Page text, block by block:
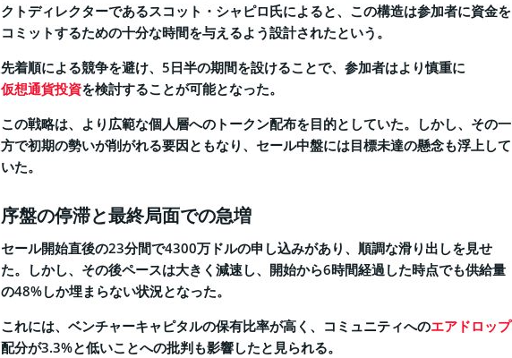
クトディレクターであるスコット・シャピロ氏によると、この構造は参加者に資金を
コミットするための十分な時間を与えるよう設計されたという。
先着順による競争を避け、5日半の期間を設けることで、参加者はより慎重に
仮想通貨投資を検討することが可能となった。
この戦略は、より広範な個人層へのトークン配布を目的としていた。しかし、その一
方で初期の勢いが削がれる要因ともなり、セール中盤には目標未達の懸念も浮上して
いた。
序盤の停滞と最終局面での急増
セール開始直後の23分間で4300万ドルの申し込みがあり、順調な滑り出しを見せ
た。しかし、その後ペースは大きく減速し、開始から6時間経過した時点でも供給量
の48%しか埋まらない状況となった。
これには、ベンチャーキャピタルの保有比率が高く、コミュニティへのエアドロップ
配分が3.3%と低いことへの批判も影響したと見られる。